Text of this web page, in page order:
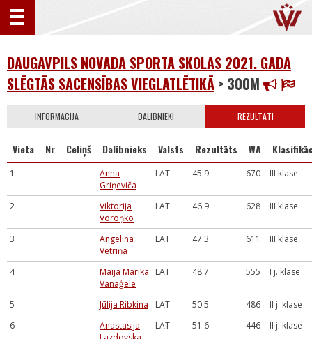
DAUGAVPILS NOVADA SPORTA SKOLAS 2021. GADA
SLĒGTĀS SACENSĪBAS VIEGLATLĒTIKĀ > 300M
INFORMĀCIJA DALĪBNIEKI REZULTĀTI
Vieta Nr Celiņš Dalībnieks Valsts Rezultāts WA
1
Anna
Griņeviča
LAT 45.9 670 III klase
2
Viktorija
Voroņko
LAT 46.9 628 III klase
3
Angelina
Vetriņa
LAT 47.3 611 III klase
4
Maija Marika
Vanaģele
LAT 48.7 555 I j. klase
5 Jūlija Ribkina LAT 50.5 486
II j. klase
6
Anastasija
LAT 51.6 446 II j. klase